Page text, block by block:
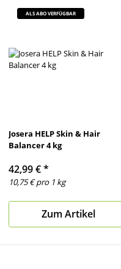
ALS ABO VERFÜGBAR
Josera HELP Skin & Hair
Balancer 4 kg
42,99 €*
10,75 € pro 1 kg
Zum Artikel